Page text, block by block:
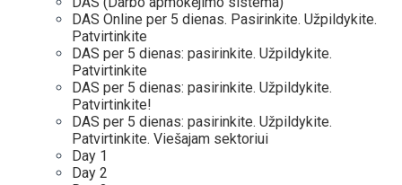
DAS Online per 5 dienas. Pasirinkite. Užpildykite.
Patvirtinkite
DAS per 5 dienas: pasirinkite. Užpildykite.
Patvirtinkite
DAS per 5 dienas: pasirinkite. Užpildykite.
Patvirtinkite!
DAS per 5 dienas: pasirinkite. Užpildykite.
Patvirtinkite. Viešajam sektoriui
Day 1
Day 2